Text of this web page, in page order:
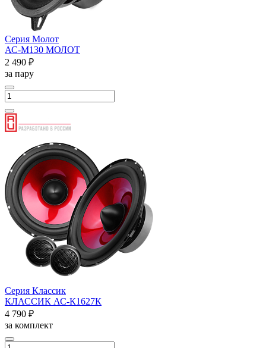
Серия Молот
АС-М130 МОЛОТ
2 490 ₽
за пару
Серия Классик
КЛАССИК АС-К1627К
4 790 ₽
за комплект